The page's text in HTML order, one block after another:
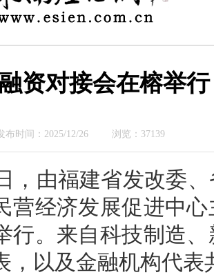
资对接会在榕举行
布时间：2025/12/26 浏览：37139
，由福建省发改委
营经济发展促进中
行。来自科技制造
，以及金融机构代表